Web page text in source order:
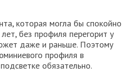
которая могла бы спокойно
без профиля перегорит у
даже и раньше. Поэтому
профиля в
обязательно.